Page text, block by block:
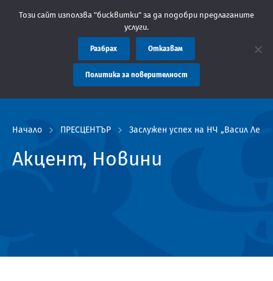
администрация Пловдив препоръчва заплащането на
Начало ПРЕСЦЕНТЪР Заслужен успех на НЧ „Васил
Акцент, Новини
Този сайт използва "бисквитки" за да подобри предлаганите
услуги.
Разбрах Отказвам
Политика за поверителност